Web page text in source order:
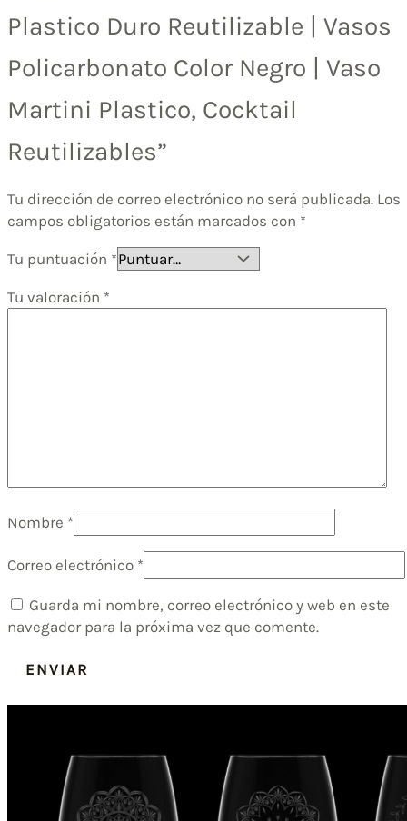
Plastico Duro Reutilizable | Vasos
Policarbonato Color Negro | Vaso
Martini Plastico, Cocktail
Reutilizables”
Tu dirección de correo electrónico no será publicada. Los
campos obligatorios están marcados con *
Tu puntuación *
Tu valoración *
Nombre *
Correo electrónico *
Guarda mi nombre, correo electrónico y web en este
navegador para la próxima vez que comente.